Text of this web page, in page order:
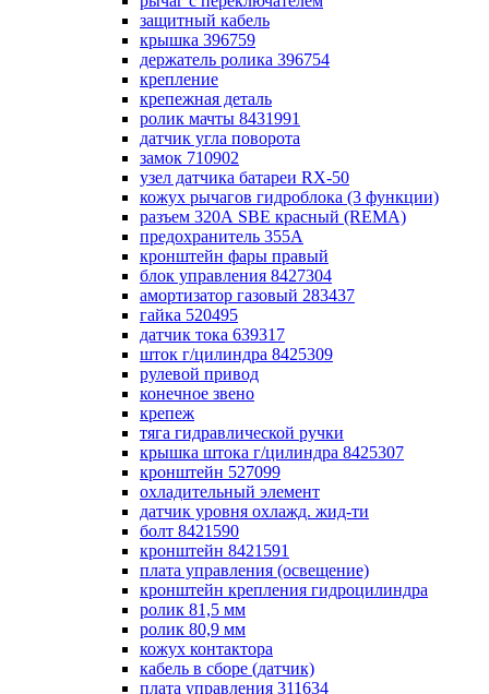
защитный кабель
крышка 396759
держатель ролика 396754
крепление
крепежная деталь
ролик мачты 8431991
датчик угла поворота
замок 710902
узел датчика батареи RX-50
кожух рычагов гидроблока (3 функции)
разъем 320А SBE красный (REMA)
предохранитель 355А
кронштейн фары правый
блок управления 8427304
амортизатор газовый 283437
гайка 520495
датчик тока 639317
шток г/цилиндра 8425309
рулевой привод
конечное звено
крепеж
тяга гидравлической ручки
крышка штока г/цилиндра 8425307
кронштейн 527099
охладительный элемент
датчик уровня охлажд. жид-ти
болт 8421590
кронштейн 8421591
плата управления (освещение)
кронштейн крепления гидроцилиндра
ролик 81,5 мм
ролик 80,9 мм
кожух контактора
кабель в сборе (датчик)
плата управления 311634